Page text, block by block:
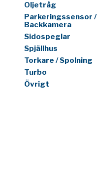
Oljetråg
Parkeringssensor /
Backkamera
Sidospeglar
Spjällhus
Torkare / Spolning
Turbo
Övrigt